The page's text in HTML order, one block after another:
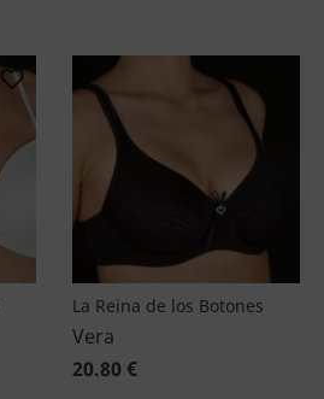
La Reina de los Botones
Vera
20.80 €